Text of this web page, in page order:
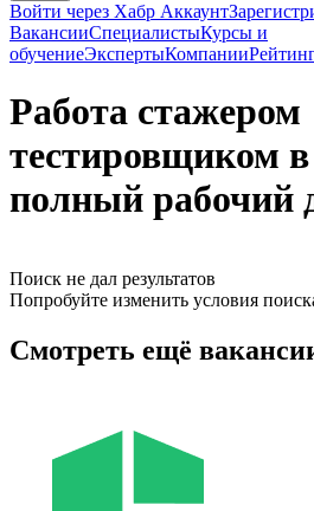
Войти через Хабр Аккаунт
ВакансииСпециалистыКурсы и
обучениеЭкспертыКомпании
Работа стажером
тестировщиком
полный рабочий
Поиск не дал результатов
Попробуйте изменить условия
Смотреть ещё